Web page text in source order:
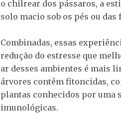
o chilrear dos pássaros, a
solo macio sob os pés ou das
Combinadas, essas
redução do estresse que
ar desses ambientes é mais
árvores contêm fitoncidas,
plantas conhecidos por uma
imunológicas.